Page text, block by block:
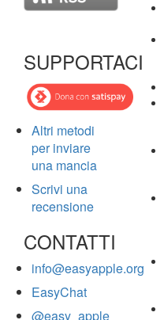
SUPPORTACI
Altri metodi
per inviare
una mancia
Scrivi una
recensione
CONTATTI
info@easyapple.org
EasyChat
@easy_apple